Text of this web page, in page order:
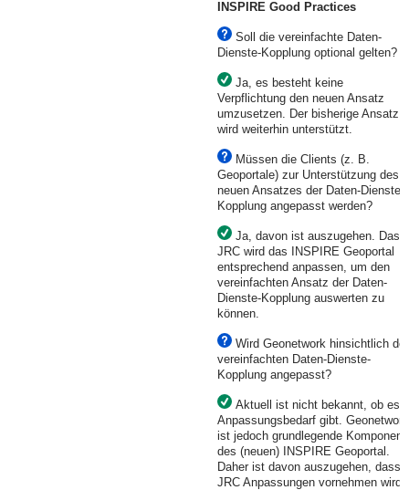
INSPIRE Good Practices
Soll die vereinfachte Daten-
Dienste-Kopplung optional gelten?
Ja, es besteht keine
Verpflichtung den neuen Ansatz
umzusetzen. Der bisherige Ansatz
wird weiterhin unterstützt.
Müssen die Clients (z. B.
Geoportale) zur Unterstützung des
neuen Ansatzes der Daten-Dienste-
Kopplung angepasst werden?
Ja, davon ist auszugehen. Das
JRC wird das INSPIRE Geoportal
entsprechend anpassen, um den
vereinfachten Ansatz der Daten-
Dienste-Kopplung auswerten zu
können.
Wird Geonetwork hinsichtlich der
vereinfachten Daten-Dienste-
Kopplung angepasst?
Aktuell ist nicht bekannt, ob es
Anpassungsbedarf gibt. Geonetwork
ist jedoch grundlegende
des (neuen) INSPIRE Geoportal.
Daher ist davon auszugehen, dass
JRC Anpassungen vornehmen wird,